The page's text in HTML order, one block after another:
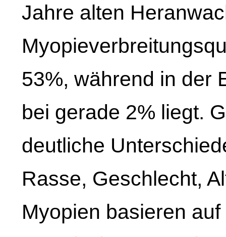
Jahre alten
53%, während in der
bei gerade 2% liegt.
deutliche
Rasse, Geschlecht,
Myopien basieren